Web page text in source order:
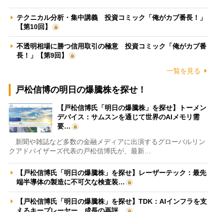
テクニカル分析・集中講義 投資コミック「俺がカブ番長！」
【第10回】
不透明相場に勝つ信用取引の極意 投資コミック「俺がカブ番
長！」【第9回】
一覧を見る
戸松信博の明日の爆騰株を探せ！
【戸松信博氏「明日の爆騰株」を探せ】トーメン
デバイス：サムスンを通じて世界のAIメモリ需
要…
新聞や雑誌など多数の金融メディアに出演するグローバルリン
クアドバイザーズ代表の戸松信博氏が、最新…
【戸松信博氏「明日の爆騰株」を探せ】レーザーテック：最先
端半導体の製造に不可欠な検査装…
【戸松信博氏「明日の爆騰株」を探せ】TDK：AIインフラを支
えるキープレーヤー 成長の再評…